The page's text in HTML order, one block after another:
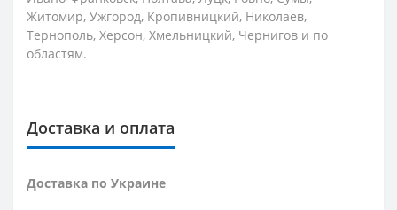
Житомир, Ужгород, Кропивницкий, Николаев,
Тернополь, Херсон, Хмельницкий, Чернигов и по
областям.
Доставка и оплата
Доставка по Украине